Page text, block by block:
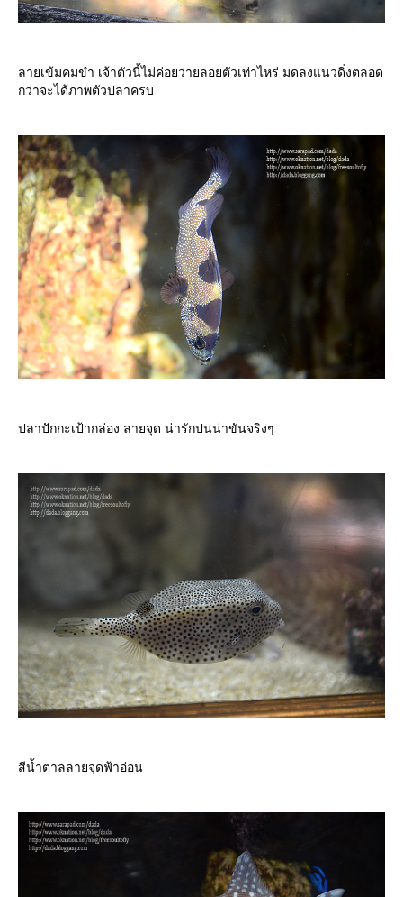
ลายเข้มคมขำ เจ้าตัวนี้ไม่ค่อยว่ายลอยตัวเท่าไหร่ มดลงแนวดิ่งตลอด
กว่าจะได้ภาพตัวปลาครบ
ปลาปักกะเป้ากล่อง ลายจุด น่ารักปนน่าขันจริงๆ
สีน้ำตาลลายจุดฟ้าอ่อน